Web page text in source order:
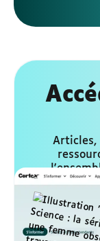
Articles,
conçus
titrés et